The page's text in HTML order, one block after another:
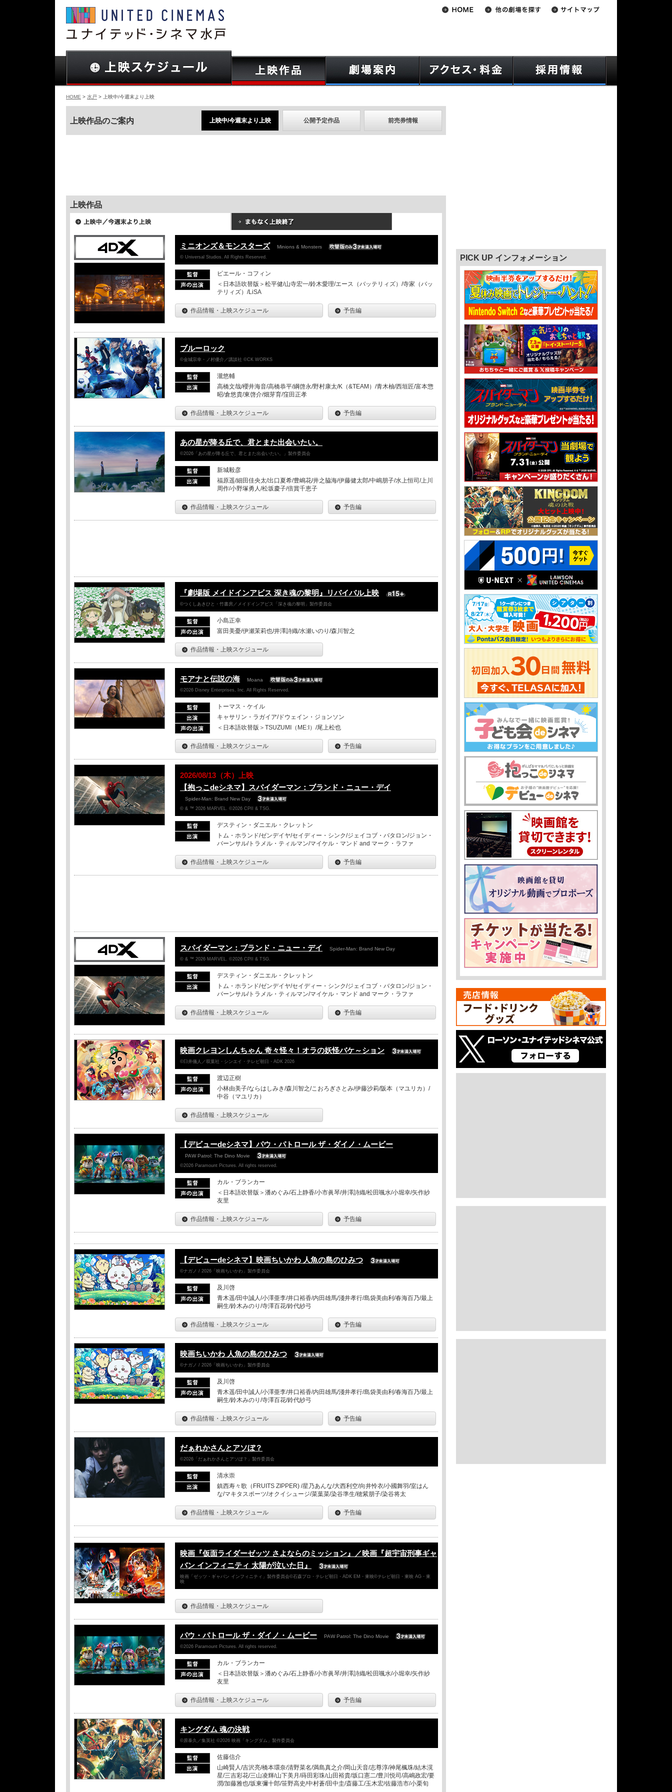
HOME > 水戸 > 上映中/今週末より上映
上映作品のご案内 上映中/今週末より上映 公開予定作品 前売券情報
上映作品
ミニオンズ＆モンスターズ Minions & Monsters
© Universal Studios. All Rights Reserved.
ピエール・コフィン
＜日本語吹替版＞松平健/山寺宏一/鈴木愛理/エース（バッテリィズ）/寺家（バッ
テリィズ）/LiSA
作品情報・上映スケジュール 予告編
ブルーロック
©金城宗幸・ノ村優介／講談社 ©CK WORKS
瀧悠輔
高橋文哉/櫻井海音/高橋恭平/綱啓永/野村康太/K（&TEAM）/青木柚/西垣匠/富本惣
昭/倉悠貴/東啓介/畑芽育/窪田正孝
作品情報・上映スケジュール 予告編
あの星が降る丘で、君とまた出会いたい。
©2026「あの星が降る丘で、君とまた出会いたい。」製作委員会
新城毅彦
福原遥/細田佳央太/出口夏希/豊嶋花/井之脇海/伊藤健太郎/中嶋朋子/水上恒司/上川
周作/小野塚勇人/松坂慶子/倍賞千恵子
作品情報・上映スケジュール 予告編
『劇場版 メイドインアビス 深き魂の黎明』リバイバル上映
©つくしあきひと・竹書房／メイドインアビス「深き魂の黎明」製作委員会
小島正幸
富田美憂/伊瀬茉莉也/井澤詩織/水瀬いのり/森川智之
作品情報・上映スケジュール
モアナと伝説の海 Moana
©2026 Disney Enterprises, Inc. All Rights Reserved.
トーマス・ケイル
キャサリン・ラガイア/ドウェイン・ジョンソン
＜日本語吹替版＞TSUZUMI（ME:I）/尾上松也
作品情報・上映スケジュール 予告編
2026/08/13（木）上映
【抱っこdeシネマ】スパイダーマン：ブランド・ニュー・デイ
Spider-Man: Brand New Day
© & ™ 2026 MARVEL. ©2026 CPII & TSG.
デスティン・ダニエル・クレットン
トム・ホランド/ゼンデイヤ/セイディー・シンク/ジェイコブ・バタロン/ジョン・
バーンサル/トラメル・ティルマン/マイケル・マンド and マーク・ラファ
作品情報・上映スケジュール 予告編
スパイダーマン：ブランド・ニュー・デイ Spider-Man: Brand New Day
© & ™ 2026 MARVEL. ©2026 CPII & TSG.
デスティン・ダニエル・クレットン
トム・ホランド/ゼンデイヤ/セイディー・シンク/ジェイコブ・バタロン/ジョン・
バーンサル/トラメル・ティルマン/マイケル・マンド and マーク・ラファ
作品情報・上映スケジュール 予告編
映画クレヨンしんちゃん 奇々怪々！オラの妖怪バケ～ション
©臼井儀人／双葉社・シンエイ・テレビ朝日・ADK 2026
渡辺正樹
小林由美子/ならはしみき/森川智之/こおろぎさとみ/伊藤沙莉/阪本（マユリカ）/
中谷（マユリカ）
作品情報・上映スケジュール
【デビューdeシネマ】パウ・パトロール ザ・ダイノ・ムービー
PAW Patrol: The Dino Movie
©2026 Paramount Pictures. All rights reserved.
カル・ブランカー
＜日本語吹替版＞潘めぐみ/石上静香/小市眞琴/井澤詩織/松田颯水/小堀幸/矢作紗
友里
作品情報・上映スケジュール 予告編
【デビューdeシネマ】映画ちいかわ 人魚の島のひみつ
©ナガノ / 2026「映画ちいかわ」製作委員会
及川啓
青木遥/田中誠人/小澤亜李/井口裕香/内田雄馬/淺井孝行/島袋美由利/春海百乃/最上
嗣生/鈴木みのり/寺澤百花/鈴代紗弓
作品情報・上映スケジュール 予告編
映画ちいかわ 人魚の島のひみつ
©ナガノ / 2026「映画ちいかわ」製作委員会
及川啓
青木遥/田中誠人/小澤亜李/井口裕香/内田雄馬/淺井孝行/島袋美由利/春海百乃/最上
嗣生/鈴木みのり/寺澤百花/鈴代紗弓
作品情報・上映スケジュール 予告編
だぁれかさんとアソぼ？
©2026「だぁれかさんとアソぼ？」製作委員会
清水崇
鎮西寿々歌（FRUITS ZIPPER) /星乃あんな/大西利空/向井怜衣/小國舞羽/室はん
な/マキタスポーツ/オクイシュージ/菜葉菜/染谷準生/穂紫朋子/染谷将太
作品情報・上映スケジュール 予告編
映画『仮面ライダーゼッツ さよならのミッション』／映画『超宇宙刑事ギャ
バン インフィニティ 太陽が泣いた日』
映画「ゼッツ・ギャバン インフィニティ」製作委員会©石森プロ・テレビ朝日・ADK EM・東映©テレビ朝日・東映 AG・東
映
作品情報・上映スケジュール
パウ・パトロール ザ・ダイノ・ムービー PAW Patrol: The Dino Movie
©2026 Paramount Pictures. All rights reserved.
カル・ブランカー
＜日本語吹替版＞潘めぐみ/石上静香/小市眞琴/井澤詩織/松田颯水/小堀幸/矢作紗
友里
作品情報・上映スケジュール 予告編
キングダム 魂の決戦
©原泰久／集英社 ©2026 映画「キングダム」製作委員会
佐藤信介
山崎賢人/吉沢亮/橋本環奈/清野菜名/満島真之介/岡山天音/志尊淳/神尾楓珠/結木滉
星/三吉彩花/三山凌輝/山下美月/蒔田彩珠/山田裕貴/坂口憲二/豊川悦司/高嶋政宏/要
潤/加藤雅也/坂東彌十郎/笹野高史/中村蒼/田中圭/斎藤工/玉木宏/佐藤浩市/小栗旬
PICK UP インフォメーション